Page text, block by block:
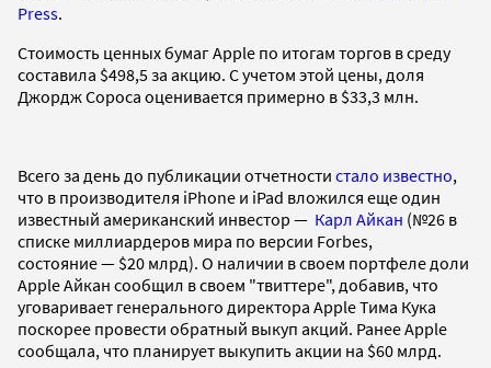
Press.
Стоимость ценных бумаг Apple по итогам торгов в среду
составила $498,5 за акцию. С учетом этой цены, доля
Джордж Сороса оценивается примерно в $33,3 млн.
Всего за день до публикации отчетности стало известно,
что в производителя iPhone и iPad вложился еще один
известный американский инвестор — Карл Айкан (№26 в
списке миллиардеров мира по версии Forbes,
состояние — $20 млрд). О наличии в своем портфеле доли
Apple Айкан сообщил в своем "твиттере", добавив, что
уговаривает генерального директора Apple Тима Кука
поскорее провести обратный выкуп акций. Ранее Apple
сообщала, что планирует выкупить акции на $60 млрд.